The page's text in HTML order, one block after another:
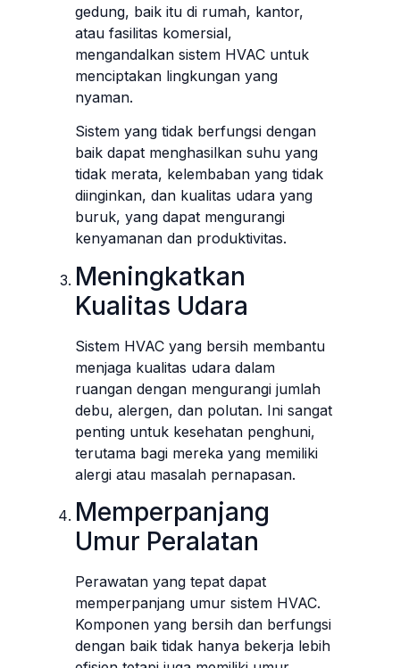
gedung, baik itu di rumah, kantor,
atau fasilitas komersial,
mengandalkan sistem HVAC untuk
menciptakan lingkungan yang
nyaman.
Sistem yang tidak berfungsi dengan
baik dapat menghasilkan suhu yang
tidak merata, kelembaban yang tidak
diinginkan, dan kualitas udara yang
buruk, yang dapat mengurangi
kenyamanan dan produktivitas.
Meningkatkan
Kualitas Udara
Sistem HVAC yang bersih membantu
menjaga kualitas udara dalam
ruangan dengan mengurangi jumlah
debu, alergen, dan polutan. Ini sangat
penting untuk kesehatan penghuni,
terutama bagi mereka yang memiliki
alergi atau masalah pernapasan.
Memperpanjang
Umur Peralatan
Perawatan yang tepat dapat
memperpanjang umur sistem HVAC.
Komponen yang bersih dan berfungsi
dengan baik tidak hanya bekerja lebih